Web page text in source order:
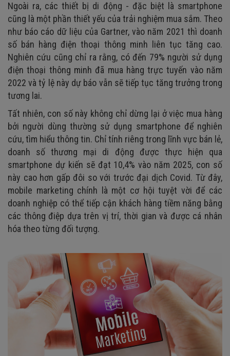
Ngoài ra, các thiết bị di động - đặc biệt là smartphone
cũng là một phần thiết yếu của trải nghiệm mua sắm. Theo
như báo cáo dữ liệu của Gartner, vào năm 2021 thì doanh
số bán hàng điện thoại thông minh liên tục tăng cao.
Nghiên cứu cũng chỉ ra rằng, có đến 79% người sử dụng
điện thoại thông minh đã mua hàng trực tuyến vào năm
2022 và tỷ lệ này dự báo vẫn sẽ tiếp tục tăng trưởng trong
tương lai.
Tất nhiên, con số này không chỉ dừng lại ở việc mua hàng
bởi người dùng thường sử dụng smartphone để nghiên
cứu, tìm hiểu thông tin. Chỉ tính riêng trong lĩnh vực bán lẻ,
doanh số thương mại di động được thực hiện qua
smartphone dự kiến sẽ đạt 10,4% vào năm 2025, con số
này cao hơn gấp đôi so với trước đại dịch Covid. Từ đây,
mobile marketing chính là một cơ hội tuyệt vời để các
doanh nghiệp có thể tiếp cận khách hàng tiềm năng bằng
các thông điệp dựa trên vị trí, thời gian và được cá nhân
hóa theo từng đối tượng.